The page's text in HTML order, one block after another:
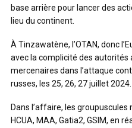
base arrière pour lancer des
lieu du continent.
À Tinzawatène, l’OTAN, donc
avec la complicité des autorités
mercenaires dans l’attaque
russes, les 25, 26, 27 juillet 2024.
Dans l’affaire, les groupuscules
HCUA, MAA, Gatia2, GSIM, en